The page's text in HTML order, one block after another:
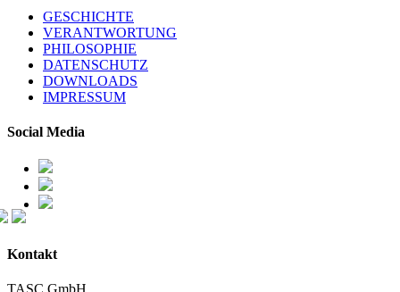
GESCHICHTE
VERANTWORTUNG
PHILOSOPHIE
DATENSCHUTZ
DOWNLOADS
IMPRESSUM
Social Media
Kontakt
TASC GmbH